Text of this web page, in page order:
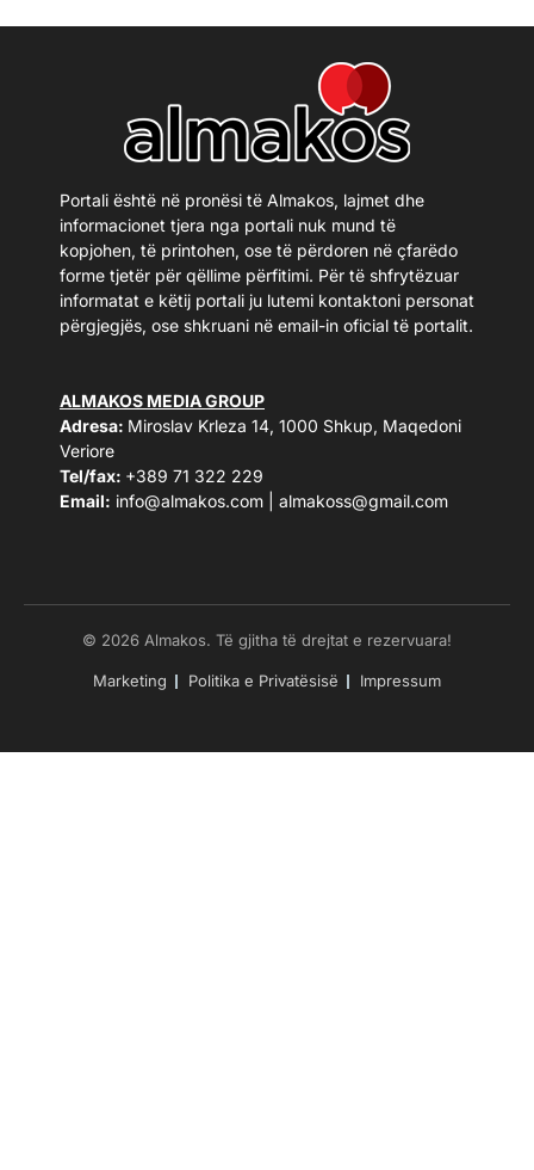
Portali është në pronësi të Almakos, lajmet dhe
informacionet tjera nga portali nuk mund të
kopjohen, të printohen, ose të përdoren në çfarëdo
forme tjetër për qëllime përfitimi. Për të shfrytëzuar
informatat e këtij portali ju lutemi kontaktoni personat
përgjegjës, ose shkruani në email-in oficial të portalit.
ALMAKOS MEDIA GROUP
Adresa: Miroslav Krleza 14, 1000 Shkup, Maqedoni
Veriore
Tel/fax: +389 71 322 229
Email: info@almakos.com almakoss@gmail.com
© 2026 Almakos. Të gjitha të drejtat e rezervuara!
Marketing Politika e Privatësisë Impressum